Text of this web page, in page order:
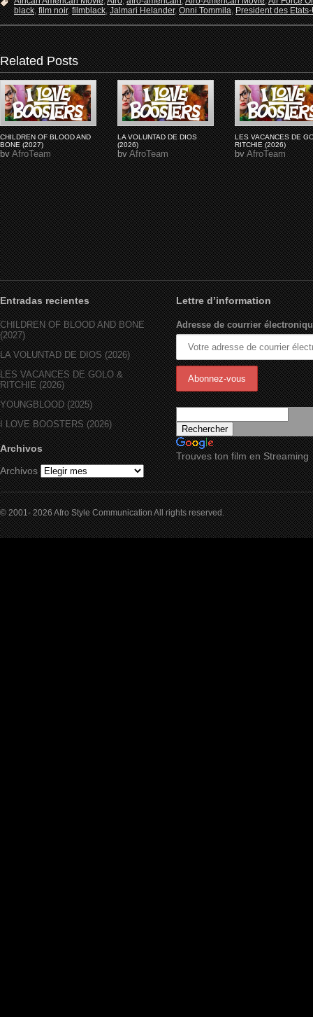
black,film noir,filmblack,Jalmari Helander,Onni Tommila,President des
Related Posts
CHILDREN OF BLOOD AND
BONE (2027)
byAfroTeam
LA VOLUNTAD DE DIOS
(2026)
byAfroTeam
LES VACANCES DE
RITCHIE (2026)
byAfroTeam
Entradas recientes
CHILDREN OF BLOOD AND BONE
(2027)
LA VOLUNTAD DE DIOS (2026)
LES VACANCES DE GOLO &
RITCHIE (2026)
YOUNGBLOOD (2025)
I LOVE BOOSTERS (2026)
Archivos
Archivos
Lettre d’information
Adresse de courrier
Trouves ton film en Streaming
© 2001- 2026 Afro Style Communication All rights reserved.